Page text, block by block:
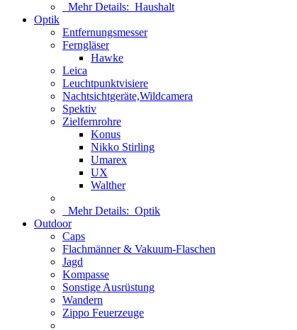
Mehr Details: Haushalt
Optik
Entfernungsmesser
Ferngläser
Hawke
Leica
Leuchtpunktvisiere
Nachtsichtgeräte,Wildcamera
Spektiv
Zielfernrohre
Konus
Nikko Stirling
Umarex
UX
Walther
Mehr Details: Optik
Outdoor
Caps
Flachmänner & Vakuum-Flaschen
Jagd
Kompasse
Sonstige Ausrüstung
Wandern
Zippo Feuerzeuge